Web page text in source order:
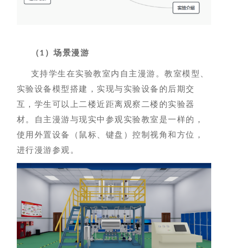
（1 ）场景漫游
支持学生在实验教室内自主漫游。教室模型、
实验设备模型搭建，实现与实验设备的后期交
互，学生可以上二楼近距离观察二楼的实验器
材。自主漫游与现实中参观实验教室是一样的，
使用外置设备（鼠标、键盘）控制视角和方位，
进行漫游参观。